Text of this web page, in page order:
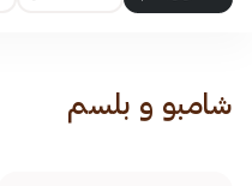
شامبو و بلسم